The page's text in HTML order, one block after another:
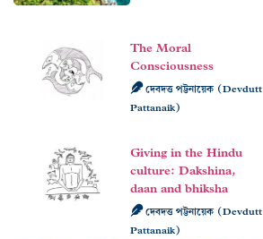
The Moral
Consciousness
দেবদত্ত পট্টনায়েক (Devdutt
Pattanaik)
Giving in the Hindu
culture: Dakshina,
daan and bhiksha
দেবদত্ত পট্টনায়েক (Devdutt
Pattanaik)